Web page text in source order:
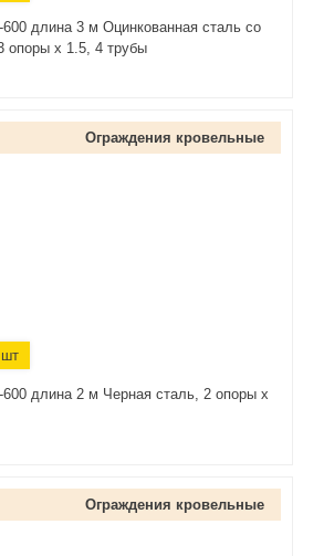
длина 3 м Оцинкованная сталь со
опоры х 1.5, 4 трубы
Ограждения кровельные
длина 2 м Черная сталь, 2 опоры х
Ограждения кровельные